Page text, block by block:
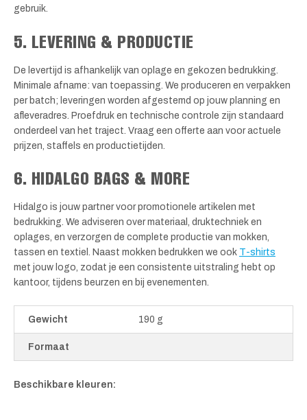
gebruik.
5. LEVERING & PRODUCTIE
De levertijd is afhankelijk van oplage en gekozen bedrukking.
Minimale afname: van toepassing. We produceren en verpakken
per batch; leveringen worden afgestemd op jouw planning en
afleveradres. Proefdruk en technische controle zijn standaard
onderdeel van het traject. Vraag een offerte aan voor actuele
prijzen, staffels en productietijden.
6. HIDALGO BAGS & MORE
Hidalgo is jouw partner voor promotionele artikelen met
bedrukking. We adviseren over materiaal, druktechniek en
oplages, en verzorgen de complete productie van mokken,
tassen en textiel. Naast mokken bedrukken we ook T-shirts
met jouw logo, zodat je een consistente uitstraling hebt op
kantoor, tijdens beurzen en bij evenementen.
Gewicht 190 g
Formaat
Beschikbare kleuren: